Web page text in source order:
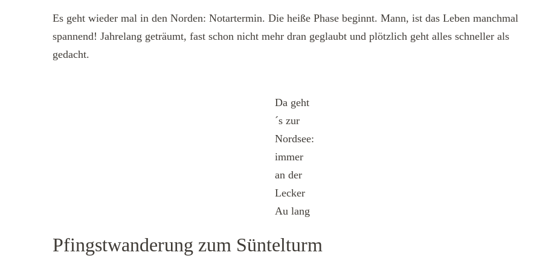
Es geht wieder mal in den Norden: Notartermin. Die heiße Phase beginnt. Mann, ist das Leben manchmal
spannend! Jahrelang geträumt, fast schon nicht mehr dran geglaubt und plötzlich geht alles schneller als
gedacht.
Da geht
´s zur
Nordsee:
immer
an der
Lecker
Au lang
Pfingstwanderung zum Süntelturm